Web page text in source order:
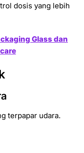
dosis yang lebih
Glass dan
terpapar udara.